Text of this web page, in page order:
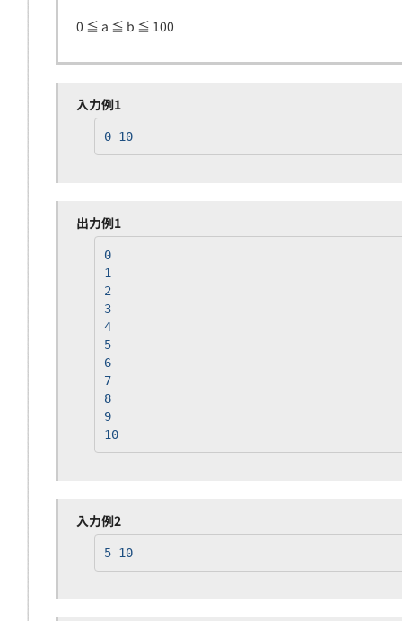
0 ≦ a ≦ b ≦ 100
入力例1
0 10
出力例1
0
1
2
3
4
5
6
7
8
9
10
入力例2
5 10